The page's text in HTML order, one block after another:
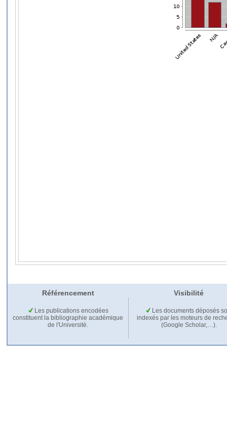
Référencement Visibilité
Les publications encodées
constituent la bibliographie académique
de l'Université.
Les documents déposés
indexés par les moteurs de
(Google Scholar,…).